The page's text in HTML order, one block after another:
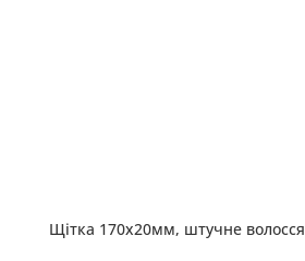
Щітка 170х20мм, штучне волосся